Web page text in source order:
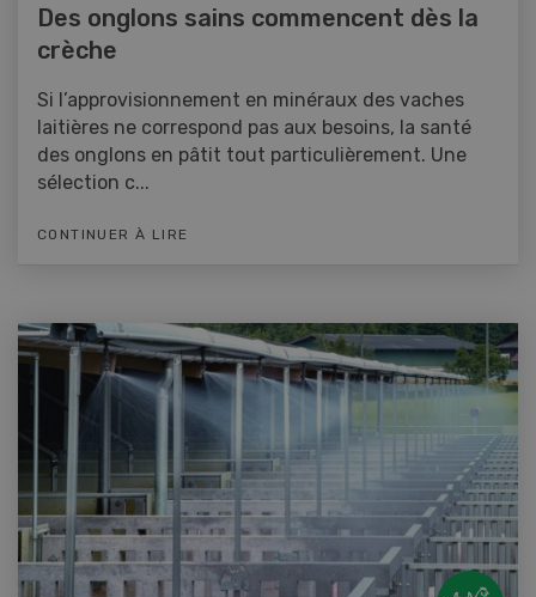
Des onglons sains commencent dès la
crèche
Si l’approvisionnement en minéraux des vaches
laitières ne correspond pas aux besoins, la santé
des onglons en pâtit tout particulièrement. Une
sélection c...
CONTINUER À LIRE